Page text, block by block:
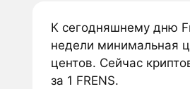
К сегодняшнему дню
недели минимальная
центов. Сейчас
за 1 FRENS.